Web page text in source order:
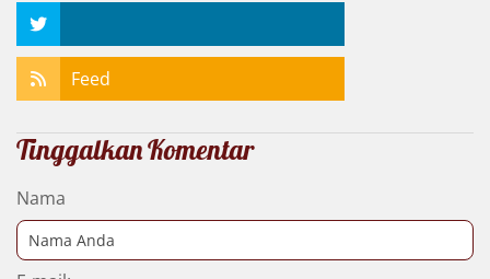
Feed
Tinggalkan Komentar
Nama